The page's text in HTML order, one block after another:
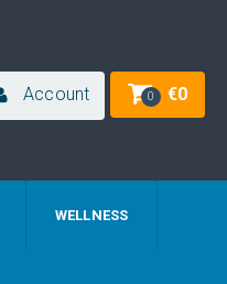
Account 0 €0
WELLNESS